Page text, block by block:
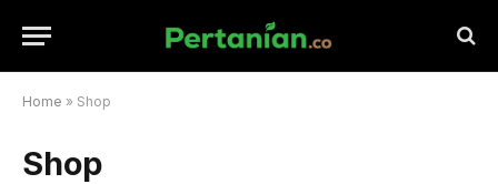
Home » Shop
Shop